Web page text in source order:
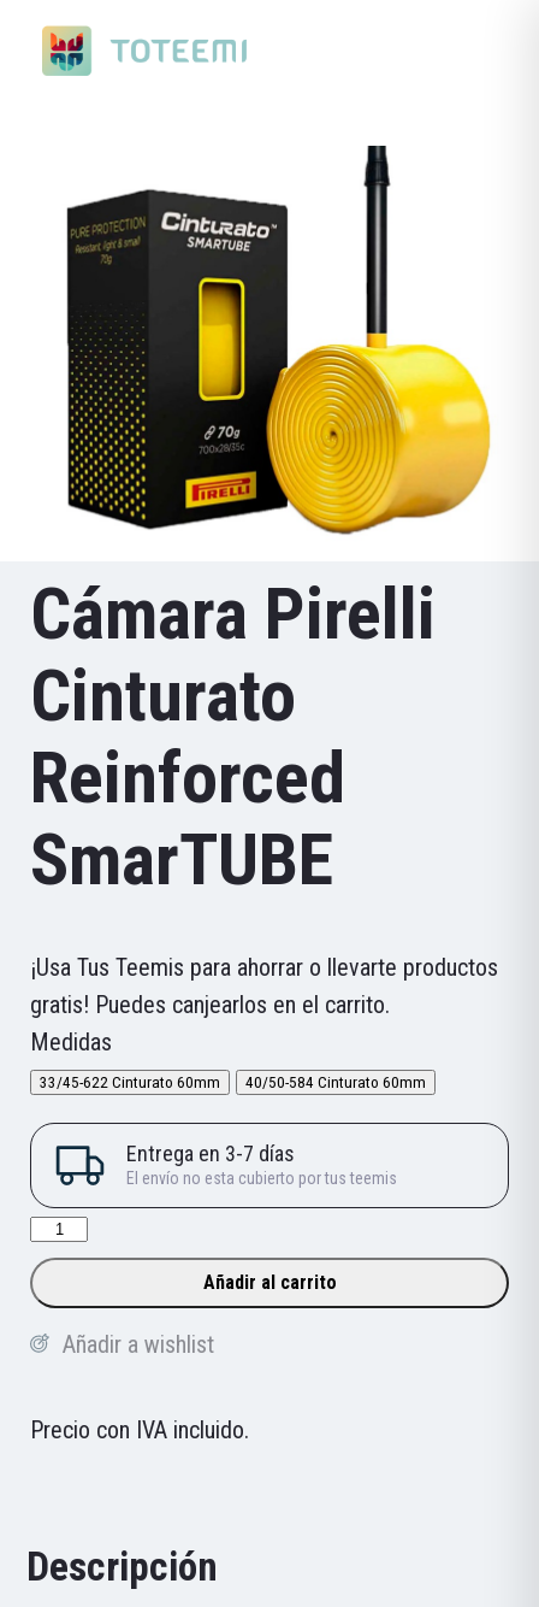
Cámara Pirelli
Cinturato
Reinforced
SmarTUBE
¡Usa Tus Teemis para ahorrar o llevarte productos
gratis! Puedes canjearlos en el carrito.
Medidas
33/45-622 Cinturato 60mm 40/50-584 Cinturato 60mm
Cámara
Pirelli
Cinturato
Reinforced
Añadir al carrito
Añadir a wishlist
Precio con IVA incluido.
Descripción